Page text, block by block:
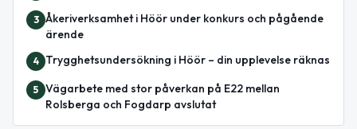
3 Åkeriverksamhet i Höör under konkurs och pågående
ärende
4 Trygghetsundersökning i Höör – din upplevelse räknas
5 Vägarbete med stor påverkan på E22 mellan
Rolsberga och Fogdarp avslutat